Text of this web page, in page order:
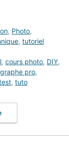
, Photo,
, tutoriel
, cours photo, DIY,
pro,
, tuto